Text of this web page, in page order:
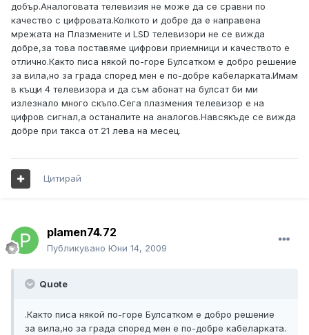
добър.Аналоговата телевизия не може да се сравни по
качество с цифровата.Колкото и добре да е направена
мрежата на Плазмените и LSD телевизори не се вижда
добре,за това поставяме цифрови приемници и качеството е
отлично.Както писа някой по-горе Булсатком е добро решение
за вила,но за града според мен е по-добре кабеларката.Имам
в къщи 4 телевизора и да съм абонат на булсат би ми
излезнало много скъпо.Сега плазмения телевизор е на
цифров сигнал,а останалите на аналогов.Навсякъде се вижда
добре при такса от 21 лева на месец.
Цитирай
plamen74.72
Публикувано Юни 14, 2009
Quote
.Както писа някой по-горе Булсатком е добро решение
за вила,но за града според мен е по-добре кабеларката.